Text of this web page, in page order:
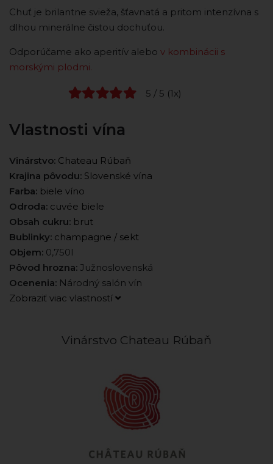
Chuť je brilantne svieža, šťavnatá a pritom intenzívna s
dlhou minerálne čistou dochuťou.
Odporúčame ako aperitív alebo v kombinácii s
morskými plodmi.
5 / 5 (1x)
Vlastnosti vína
Vinárstvo: Chateau Rúbaň
Krajina pôvodu: Slovenské vína
Farba: biele víno
Odroda: cuvée biele
Obsah cukru: brut
Bublinky: champagne / sekt
Objem: 0,750l
Pôvod hrozna: Južnoslovenská
Ocenenia: Národný salón vín
Zobraziť viac vlastností
Vinárstvo Chateau Rúbaň